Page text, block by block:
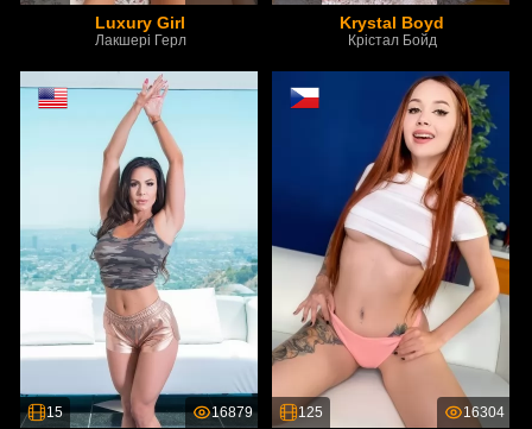
Luxury Girl
Лакшері Герл
Krystal Boyd
Крістал Бойд
15 16879 125 16304